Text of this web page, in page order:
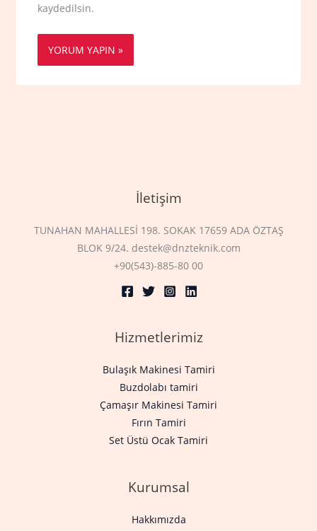
kaydedilsin.
İletişim
TUNAHAN MAHALLESİ 198. SOKAK 17659 ADA ÖZTAŞ
BLOK 9/24. destek@dnzteknik.com
+90(543)-885-80 00
Hizmetlerimiz
Bulaşık Makinesi Tamiri
Buzdolabı tamiri
Çamaşır Makinesi Tamiri
Fırın Tamiri
Set Üstü Ocak Tamiri
Kurumsal
Hakkımızda